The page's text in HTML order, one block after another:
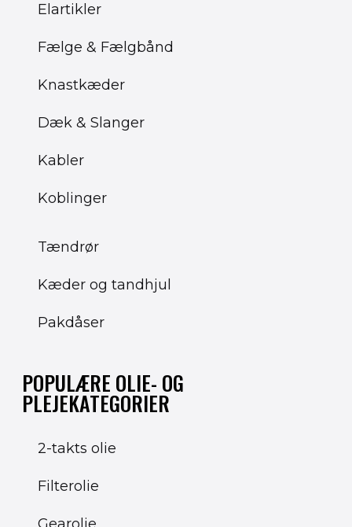
Elartikler
Fælge & Fælgbånd
Knastkæder
Dæk & Slanger
Kabler
Koblinger
Tændrør
Kæder og tandhjul
Pakdåser
POPULÆRE OLIE- OG
PLEJEKATEGORIER
2-takts olie
Filterolie